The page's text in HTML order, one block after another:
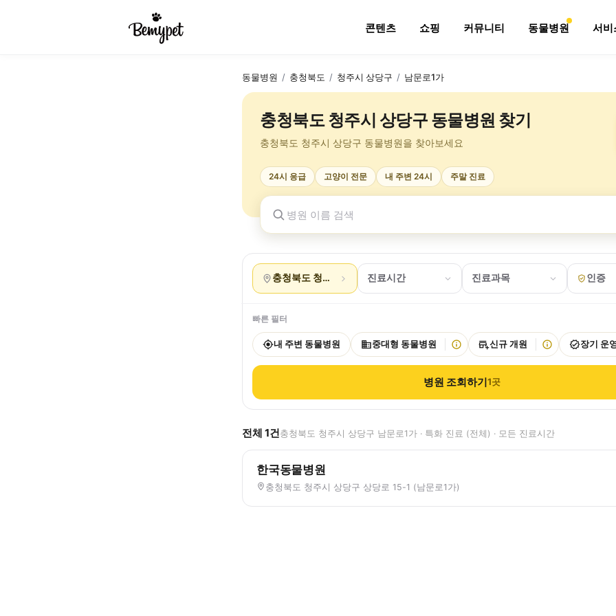
콘텐츠 쇼핑 커뮤니티 동물병원 서비
동물병원 / 충청북도 / 청주시 상당구 / 남문로1가
충청북도 청주시 상당구 동물병원 찾기
충청북도 청주시 상당구 동물병원을 찾아보세요
24시 응급 고양이 전문 내 주변 24시 주말 진료
충청북도 청주시 상당구 남문로1가
진료시간 진료과목 인증
빠른 필터
내 주변 동물병원 중대형 동물병원 신규 개원 장기 운
병원 조회하기1곳
전체 1건충청북도 청주시 상당구 남문로1가 · 특화 진료 (전체) · 모든 진료시간
한국동물병원
충청북도 청주시 상당구 상당로 15-1 (남문로1가)